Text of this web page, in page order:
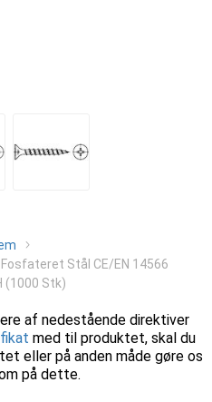
Stål CE/EN 14566
(1000 Stk)
af nedestående direktiver
med til produktet, skal du
eller på anden måde gøre os
på dette.